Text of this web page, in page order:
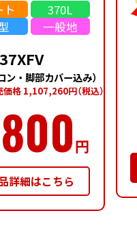
ト
370L
一般地
ン・脚部カバー込み）
価格 1,107,260円（税込）
円
詳細はこちら